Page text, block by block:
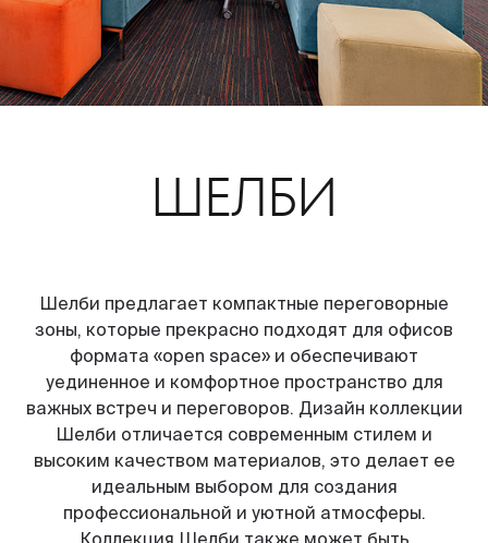
ШЕЛБИ
Шелби предлагает компактные переговорные
зоны, которые прекрасно подходят для офисов
формата «open space» и обеспечивают
уединенное и комфортное пространство для
важных встреч и переговоров. Дизайн коллекции
Шелби отличается современным стилем и
высоким качеством материалов, это делает ее
идеальным выбором для создания
профессиональной и уютной атмосферы.
Коллекция Шелби также может быть